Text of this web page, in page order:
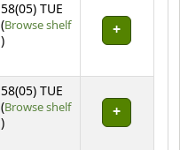
58(05) TUE
(Browse shelf
(Opens below)
)
58(05) TUE
(Browse shelf
(Opens below)
)